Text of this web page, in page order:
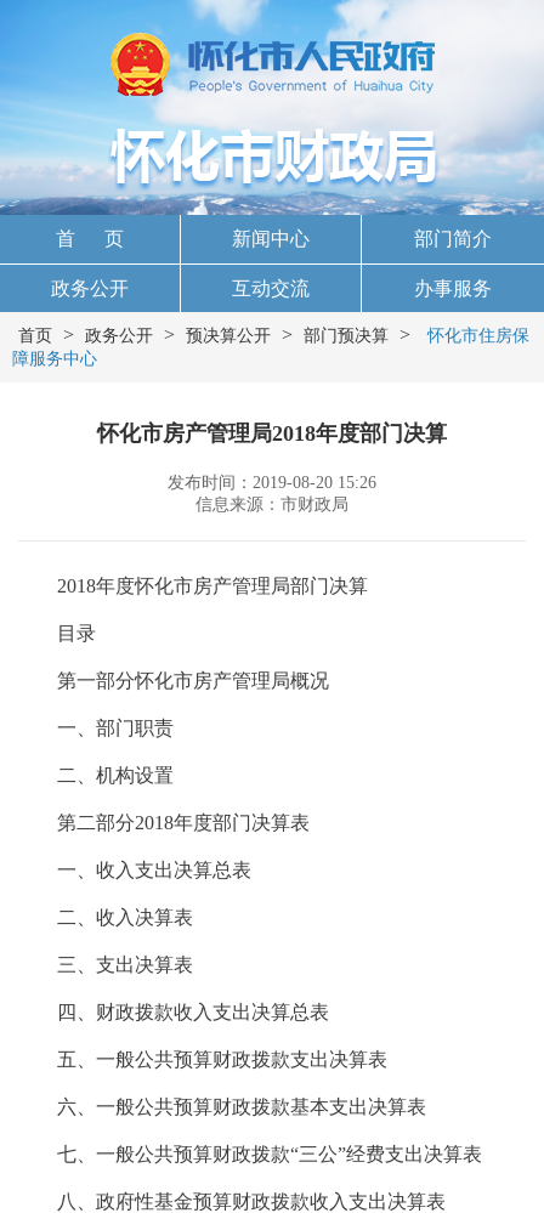
首 页 新闻中心 部门简介
政务公开 互动交流 办事服务
首页 > 政务公开 > 预决算公开 > 部门预决算 >
怀化市住房保
障服务中心
怀化市房产管理局2018年度部门决算
发布时间：2019-08-20 15:26
信息来源：市财政局
2018年度怀化市房产管理局部门决算
目录
第一部分怀化市房产管理局概况
一、部门职责
二、机构设置
第二部分2018年度部门决算表
一、收入支出决算总表
二、收入决算表
三、支出决算表
四、财政拨款收入支出决算总表
五、一般公共预算财政拨款支出决算表
六、一般公共预算财政拨款基本支出决算表
七、一般公共预算财政拨款“三公”经费支出决算表
八、政府性基金预算财政拨款收入支出决算表